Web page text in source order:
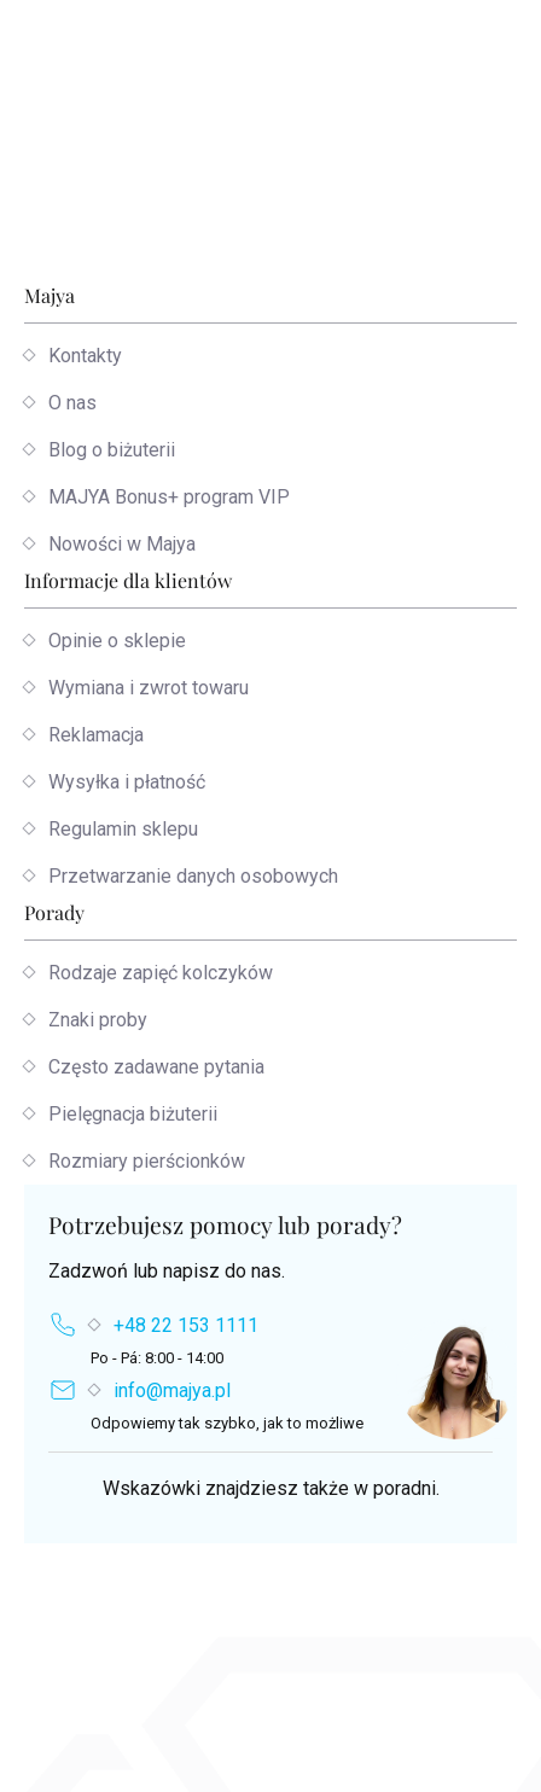
Stopka
Majya
Kontakty
O nas
Blog o biżuterii
MAJYA Bonus+ program VIP
Nowości w Majya
Informacje dla klientów
Opinie o sklepie
Wymiana i zwrot towaru
Reklamacja
Wysyłka i płatność
Regulamin sklepu
Przetwarzanie danych osobowych
Porady
Rodzaje zapięć kolczyków
Znaki proby
Często zadawane pytania
Pielęgnacja biżuterii
Rozmiary pierścionków
Potrzebujesz pomocy lub porady?
Zadzwoń lub napisz do nas.
+48 22 153 1111
Po - Pá: 8:00 - 14:00
info@majya.pl
Odpowiemy tak szybko, jak to możliwe
Wskazówki znajdziesz także w poradni.